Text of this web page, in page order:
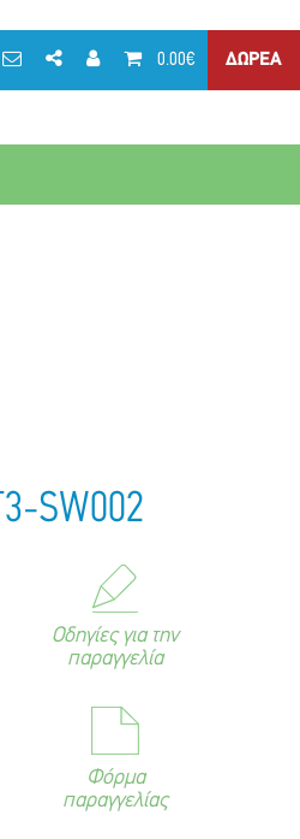
0.00€ ΔΩΡΕΑ
SW002
Οδηγίες για την
παραγγελία
Φόρμα
παραγγελίας